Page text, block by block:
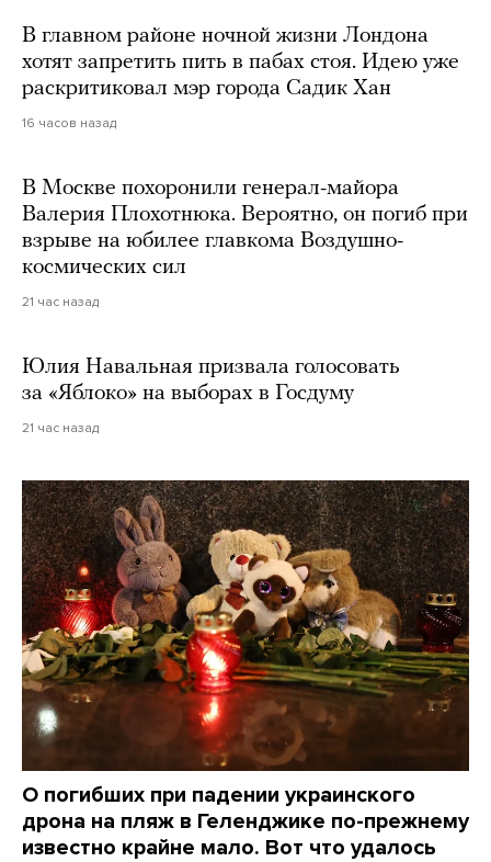
В главном районе ночной жизни Лондона
хотят запретить пить в пабах стоя. Идею уже
раскритиковал мэр города Садик Хан
16 часов назад
В Москве похоронили генерал-майора
Валерия Плохотнюка. Вероятно, он погиб при
взрыве на юбилее главкома Воздушно-
космических сил
21 час назад
Юлия Навальная призвала голосовать
за «Яблоко» на выборах в Госдуму
21 час назад
О погибших при падении украинского
дрона на пляж в Геленджике по-прежнему
известно крайне мало. Вот что удалось